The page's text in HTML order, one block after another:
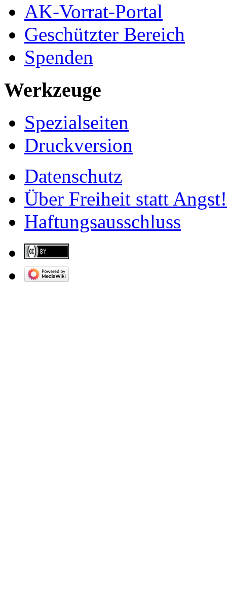
AK-Vorrat-Portal
Geschützter Bereich
Spenden
Werkzeuge
Spezialseiten
Druckversion
Datenschutz
Über Freiheit statt Angst!
Haftungsausschluss